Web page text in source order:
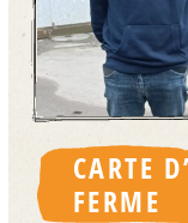
CARTE
FERME